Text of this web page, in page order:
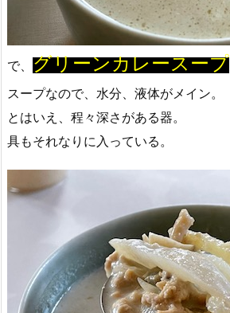
で、 グリーンカレースープ
スープなので、水分、液体がメイン。
とはいえ、程々深さがある器。
具もそれなりに入っている。